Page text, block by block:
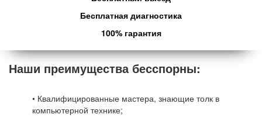
Бесплатная диагностика
100% гарантия
Наши преимущества бесспорны:
• Квалифицированные мастера, знающие толк в
компьютерной технике;